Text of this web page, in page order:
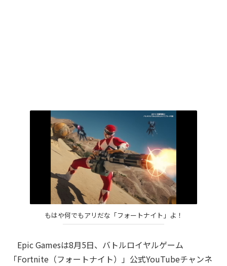
もはや何でもアリだな「フォートナイト」よ！
Epic Gamesは8月5日、バトルロイヤルゲーム
「Fortnite（フォートナイト）」公式YouTubeチャンネ